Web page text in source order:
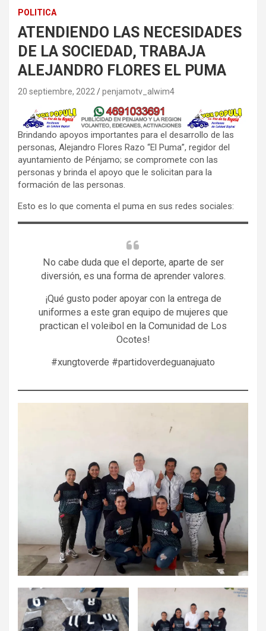
POLITICA
ATENDIENDO LAS NECESIDADES
DE LA SOCIEDAD, TRABAJA
ALEJANDRO FLORES EL PUMA
20 septiembre, 2022 penjamotv_alwim4
Brindando apoyos importantes para el desarrollo de las
personas, Alejandro Flores Razo “El Puma”, regidor del
ayuntamiento de Pénjamo; se compromete con las
personas y brinda el apoyo que le solicitan para la
formación de las personas.
Esto es lo que comenta el puma en sus redes sociales:
No cabe duda que el deporte, aparte de ser
diversión, es una forma de aprender valores.
¡Qué gusto poder apoyar con la entrega de
uniformes a este gran equipo de mujeres que
practican el voleibol en la Comunidad de Los
Ocotes!
#xungtoverde #partidoverdeguanajuato